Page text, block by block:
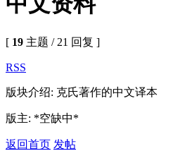
[ 19 主题 / 21 回复 ]
RSS
版块介绍: 克氏著作的中文译本
版主: *空缺中*
返回首页 发帖